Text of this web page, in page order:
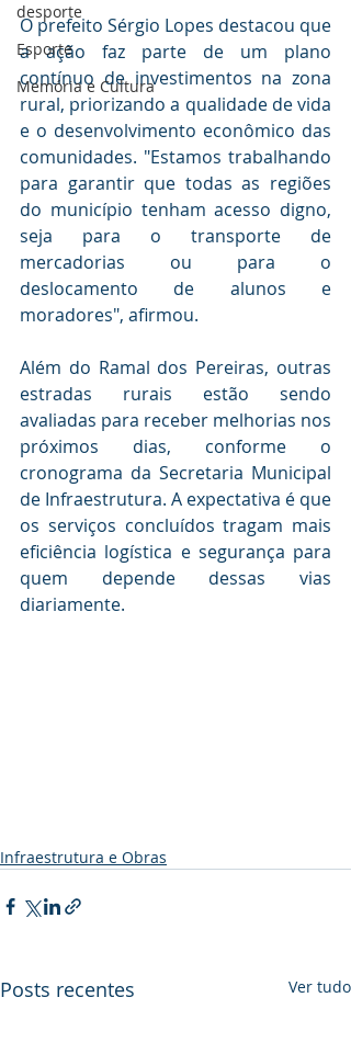
desporte
Esporte
Memória e Cultura
O prefeito Sérgio Lopes destacou que
a ação faz parte de um plano
contínuo de investimentos na zona
rural, priorizando a qualidade de vida
e o desenvolvimento econômico das
comunidades. "Estamos trabalhando
para garantir que todas as regiões
do município tenham acesso digno,
seja para o transporte de
mercadorias ou para o
deslocamento de alunos e
moradores", afirmou.
Além do Ramal dos Pereiras, outras
estradas rurais estão sendo
avaliadas para receber melhorias nos
próximos dias, conforme o
cronograma da Secretaria Municipal
de Infraestrutura. A expectativa é que
os serviços concluídos tragam mais
eficiência logística e segurança para
quem depende dessas vias
diariamente.
Infraestrutura e Obras
Posts recentes Ver tudo